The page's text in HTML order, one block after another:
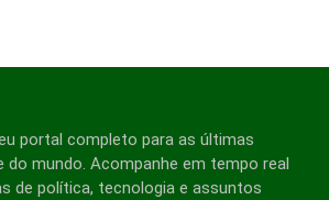
portal completo para as últimas
do mundo. Acompanhe em tempo real
de política, tecnologia e assuntos